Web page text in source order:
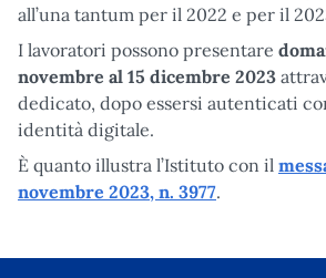
all’una tantum per il 2022 e per il
I lavoratori possono presentare
novembre al 15 dicembre 2023
dedicato, dopo essersi autenticati
identità digitale.
È quanto illustra l’Istituto con il
novembre 2023, n. 3977.